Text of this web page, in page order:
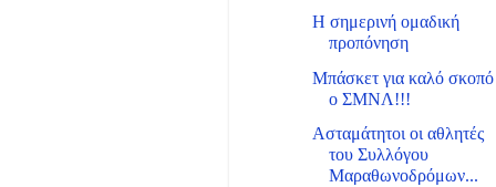
Η σημερινή ομαδική
προπόνηση
Μπάσκετ για καλό σκοπό
ο ΣΜΝΛ!!!
Ασταμάτητοι οι αθλητές
του Συλλόγου
Μαραθωνοδρόμων...